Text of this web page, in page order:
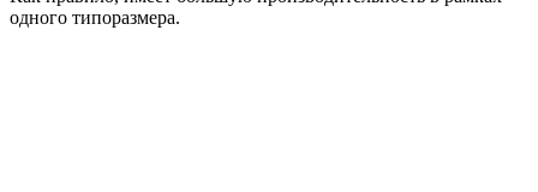
одного типоразмера.